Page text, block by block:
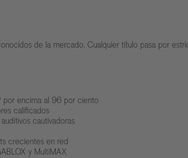
de la mercado. Cualquier título pasa por
por encima al 96 por ciento
calificados
cautivadoras
crecientes en red
y MultiMAX